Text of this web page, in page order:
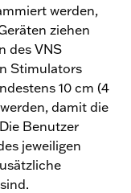
werden,
ziehen
des VNS
Stimulators
10 cm (4
damit die
Benutzer
jeweiligen